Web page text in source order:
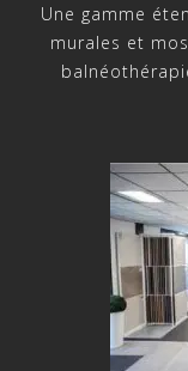
Une gamme
murales et